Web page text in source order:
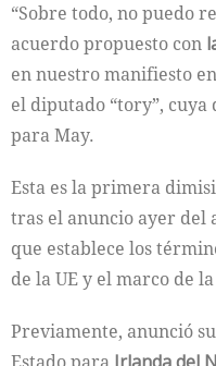
“Sobre todo, no puedo
acuerdo propuesto con
en nuestro manifiesto
el diputado “tory”,
para May.
Esta es la primera
tras el anuncio ayer
que establece los
de la UE y el marco de
Previamente, anunció